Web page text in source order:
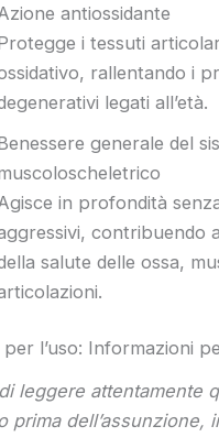
antiossidante
i tessuti
rallentando i
legati all’età.
generale del
in profondità
contribuendo
salute delle ossa,
l’uso: Informazioni
leggere attentamente
prima dell’assunzione,